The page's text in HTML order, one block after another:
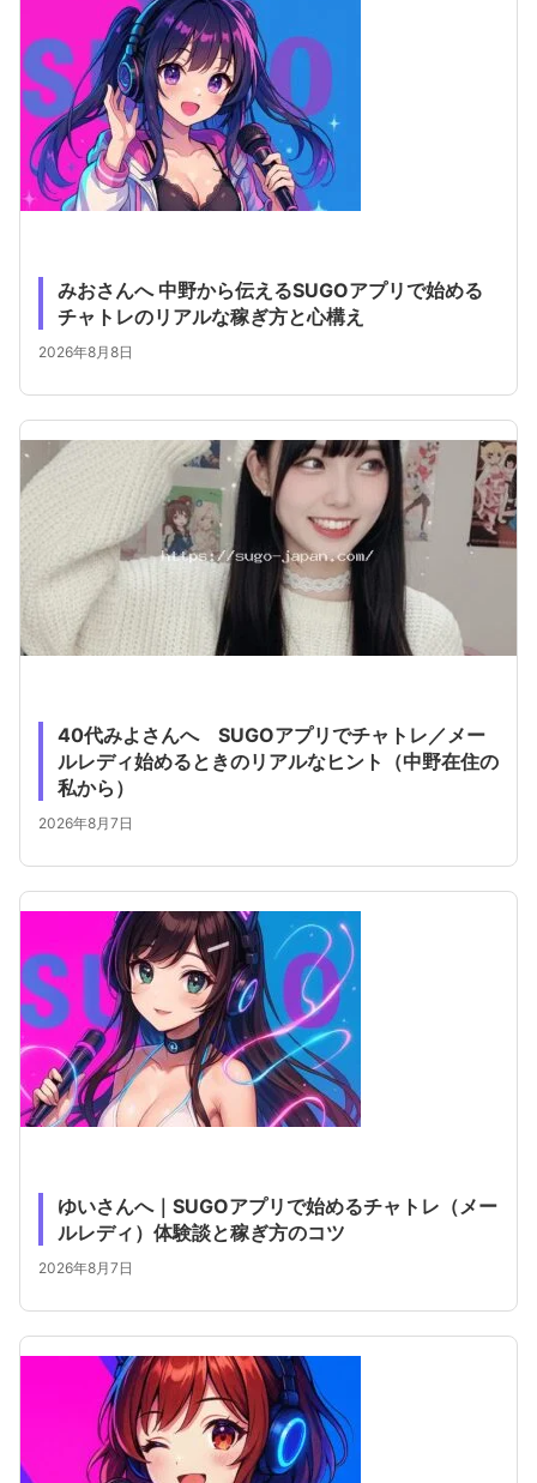
みおさんへ 中野から伝えるSUGOアプリで始める
チャトレのリアルな稼ぎ方と心構え
2026年8月8日
40代みよさんへ SUGOアプリでチャトレ／メー
ルレディ始めるときのリアルなヒント（中野在住の
私から）
2026年8月7日
ゆいさんへ｜SUGOアプリで始めるチャトレ（メー
ルレディ）体験談と稼ぎ方のコツ
2026年8月7日